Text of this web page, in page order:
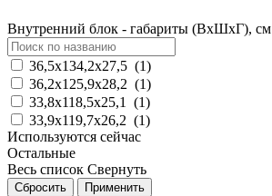
Внутренний блок - габариты (ВхШхГ), см
36,5х134,2х27,5 (1)
36,2x125,9x28,2 (1)
33,8x118,5x25,1
(1)
33,9x119,7x26,2 (1)
Используются сейчас
Остальные
Весь список Свернуть